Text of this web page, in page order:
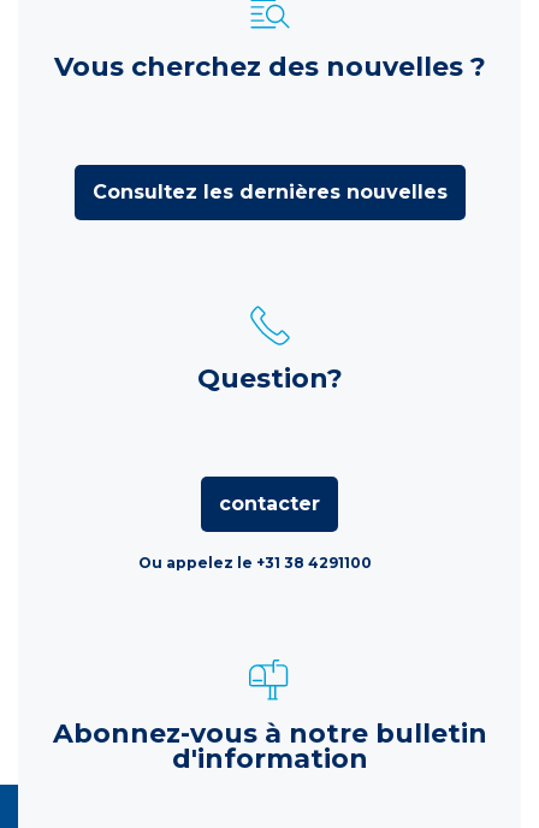
Vous cherchez des nouvelles ?
Consultez les dernières nouvelles
Question?
contacter
Ou appelez le +31 38 4291100
Abonnez-vous à notre bulletin
d'information